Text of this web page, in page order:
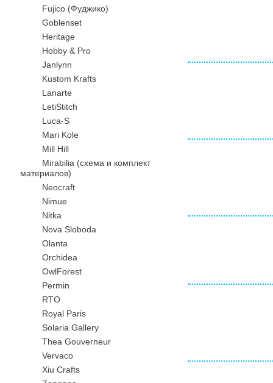
Fujico (Фуджико)
Goblenset
Heritage
Hobby & Pro
Janlynn
Kustom Krafts
Lanarte
LetiStitch
Luca-S
Mari Kole
Mill Hill
Mirabilia (схема и комплект
материалов)
Neocraft
Nimue
Nitka
Nova Sloboda
Olanta
Orchidea
OwlForest
Permin
RTO
Royal Paris
Solaria Gallery
Thea Gouverneur
Vervaco
Xiu Crafts